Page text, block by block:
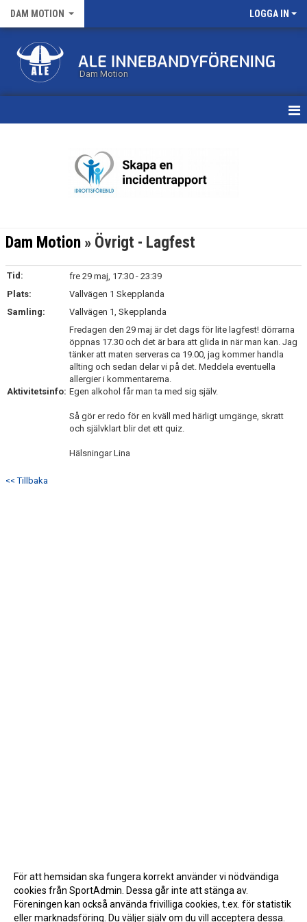
DAM MOTION LOGGA IN
Dam Motion
NYHETSARKIV
Dam Motion » Övrigt - Lagfest
Tid:
fre 29 maj, 17:30 - 23:39
Plats:
Vallvägen 1 Skepplanda
Samling:
Vallvägen 1, Skepplanda
Aktivitetsinfo:
Fredagen den 29 maj är det dags för lite lagfest! dörrarna
öppnas 17.30 och det är bara att glida in när man kan. Jag
tänker att maten serveras ca 19.00, jag kommer handla
allting och sedan delar vi på det. Meddela eventuella
allergier i kommentarerna.
Egen alkohol får man ta med sig själv.
Så gör er redo för en kväll med härligt umgänge, skratt
och självklart blir det ett quiz.
Hälsningar Lina
<< Tillbaka
För att hemsidan ska fungera korrekt använder vi nödvändiga
cookies från SportAdmin. Dessa går inte att stänga av.
Föreningen kan också använda frivilliga cookies, t.ex. för statistik
eller marknadsföring. Du väljer själv om du vill acceptera dessa.